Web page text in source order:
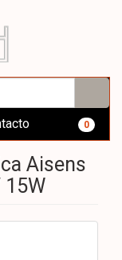
0
Aisens
15W